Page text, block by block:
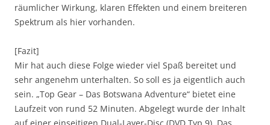
räumlicher Wirkung, klaren Effekten und einem breiteren
Spektrum als hier vorhanden.
[Fazit]
Mir hat auch diese Folge wieder viel Spaß bereitet und
sehr angenehm unterhalten. So soll es ja eigentlich auch
sein. „Top Gear – Das Botswana Adventure“ bietet eine
Laufzeit von rund 52 Minuten. Abgelegt wurde der Inhalt